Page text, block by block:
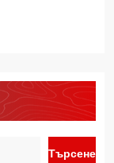
Търсене